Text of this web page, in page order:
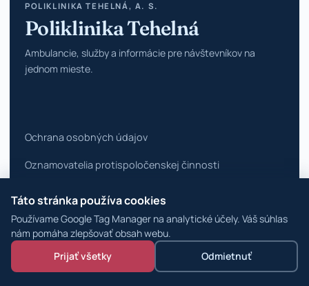
Táto stránka používa cookies
Používame Google Tag Manager na analytické účely. Váš súhlas
nám pomáha zlepšovať obsah webu.
Prijať všetky
Odmietnuť
POLIKLINIKA TEHELNÁ, A. S.
Poliklinika Tehelná
Ambulancie, služby a informácie pre návštevníkov na
jednom mieste.
Ochrana osobných údajov
Oznamovatelia protispoločenskej činnosti
Vyhlásenie o prístupnosti
Zmeniť nastavenia cookies
© 2026 Poliklinika Tehelná · WordPress špecialisti